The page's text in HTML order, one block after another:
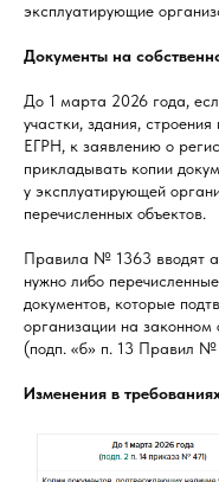
эксплуатирующие
Документы на
До 1 марта 2026 года,
участки, здания,
ЕГРН, к заявлению о
прикладывать копии
у эксплуатирующей
перечисленных объектов.
Правила № 1363 вводят
нужно либо
документов, которые
организации на законном
(подп. «б» п. 13 Правил
Изменения в